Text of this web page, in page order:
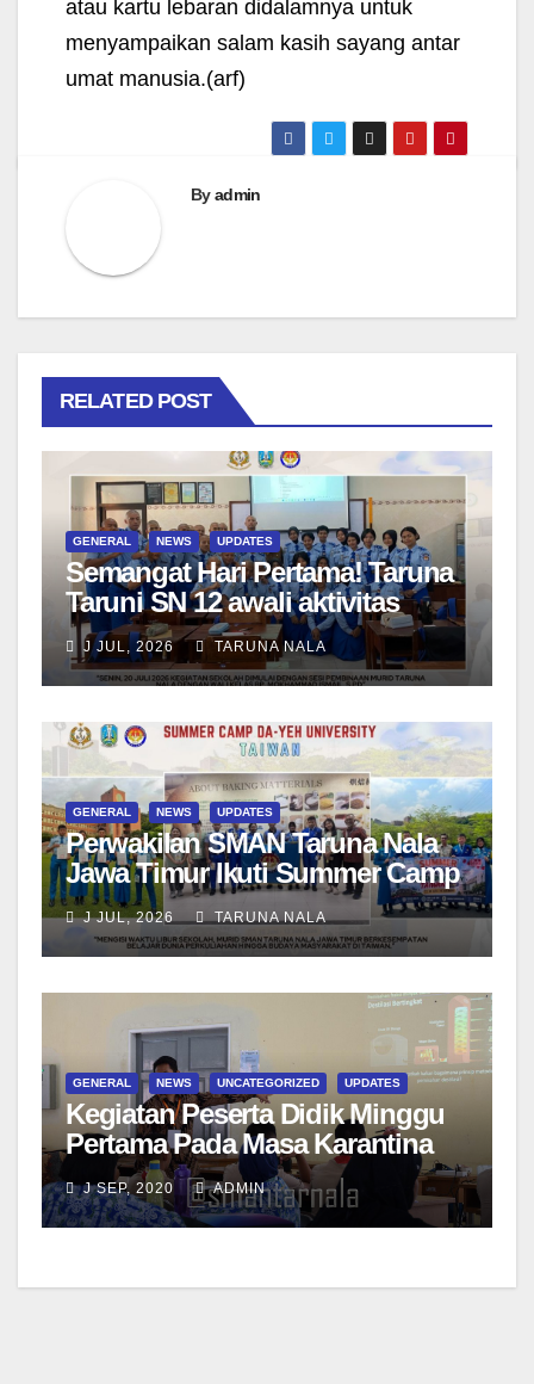
atau kartu lebaran didalamnya untuk
menyampaikan salam kasih sayang antar
umat manusia.(arf)
Byadmin
RELATED POST
GENERAL NEWS UPDATES
Semangat Hari Pertama! Taruna
Taruni SN 12 awali aktivitas
bersama Wali Kelas dan Tes
Asesmen Diagnostik
J JUL, 2026 TARUNA NALA
GENERAL NEWS UPDATES
Perwakilan SMAN Taruna Nala
Jawa Timur Ikuti Summer Camp
di Da-Yeh University, Taiwan
J JUL, 2026 TARUNA NALA
GENERAL NEWS UNCATEGORIZED UPDATES
Kegiatan Peserta Didik Minggu
Pertama Pada Masa Karantina
Tahap II di LANAL Malang
J SEP, 2020 ADMIN